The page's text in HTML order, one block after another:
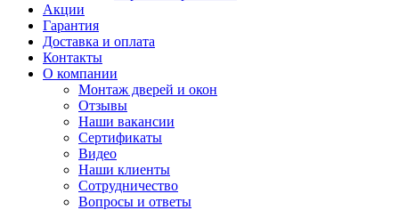
Акции
Гарантия
Доставка и оплата
Контакты
О компании
Монтаж дверей и окон
Отзывы
Наши вакансии
Сертификаты
Видео
Наши клиенты
Сотрудничество
Вопросы и ответы